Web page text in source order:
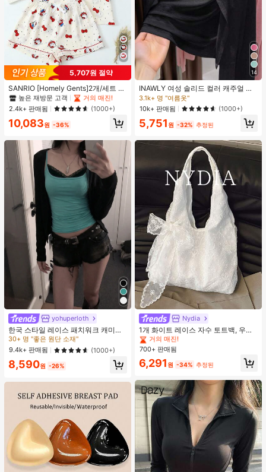
5,707원 절약
SANRIO [Homely Gents]2개/세트 여
성 프린트 라펠 반팔 버튼 포켓 상의
및 보우 반바지 잠옷 세트, 캐주얼 홈
웨어, 봄/여름에 적합
#1 TOP 3위
프라이드 월 여성 파자마 세트
높은 재방문 고객
거의 매진!
#1 TOP 3위
프라이드 월 여성 파자마 세트
높은 재방문 고객
거의 매진!
#1 TOP 3위
프라이드 월 여성 파자마 세트
높은 재방문 고객
거의 매진!
#1 TOP 3위
프라이드 월 여성 파자마 세트
높은 재방문 고객
2.4k+ 판매됨 (1000+)
10,083원 -36%
yohuperloth
한국 스타일 레이스 패치워크 캐미솔
탱크 탑, Y2K 에스테틱, 스트리트웨어
캐주얼 여름
#1 TOP 3위
에서 녹색 다용도로 활용 가능한 데일리 탑
30+ 명 "좋은 원단 소재"
#1 TOP 3위
에서 녹색 다용도로 활용 가능한 데일리 탑
30+ 명 "좋은 원단 소재"
#1 TOP 3위
에서 녹색 다용도로 활용 가능한 데일리 탑
30+ 명 "좋은 원단 소재"
#1 TOP 3위
에서 녹색 다용도로 활용 가능한 데일리 탑
30+ 명 "좋은 원단 소재"
9.4k+ 판매됨 (1000+)
8,590원 -26%
14
INAWLY 여성 솔리드 컬러 캐주얼 얇
은 가디건, 봄/여름
3.1k+ 명 "여름옷"
10k+ 판매됨
(1000+)
5,751 원 -32% 추정된
Nydia
1개 화이트 레이스 자수 토트백, 우아
한 리본 숄더백, 로맨틱 대용량 여성
데일리 쇼핑 여행 핸드백
#1 TOP 3위 베이지 여성 토트백
거의 매진!
#1 TOP 3위
베이지 여성 토트백
거의 매진!
#1 TOP 3위
베이지 여성 토트백
거의 매진!
#1 TOP 3위
거의 매진!
700+ 판매됨
6,291 원 -34% 추정된